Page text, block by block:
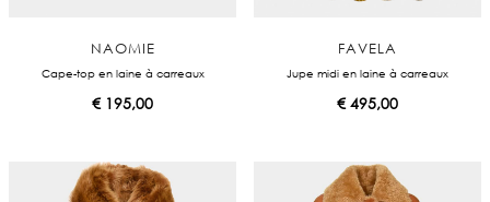
NAOMIE
Cape-top en laine à carreaux
€195,00
FAVELA
Jupe midi en laine à carreaux
€495,00